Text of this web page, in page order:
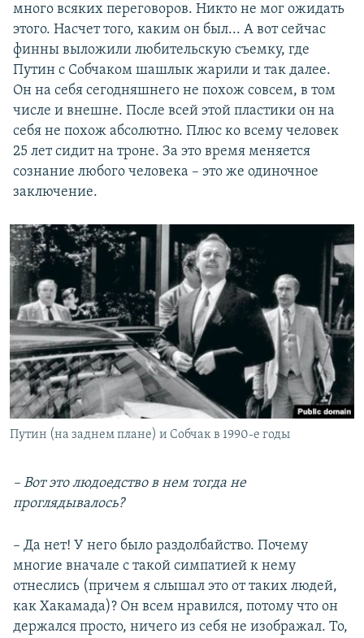
много всяких переговоров. Никто не мог ожидать
этого. Насчет того, каким он был... А вот сейчас
финны выложили любительскую съемку, где
Путин с Собчаком шашлык жарили и так далее.
Он на себя сегодняшнего не похож совсем, в том
числе и внешне. После всей этой пластики он на
себя не похож абсолютно. Плюс ко всему человек
25 лет сидит на троне. За это время меняется
сознание любого человека – это же одиночное
заключение.
Путин (на заднем плане) и Собчак в 1990-е годы
– Вот это людоедство в нем тогда не
проглядывалось?
– Да нет! У него было раздолбайство. Почему
многие вначале с такой симпатией к нему
отнеслись (причем я слышал это от таких людей,
как Хакамада)? Он всем нравился, потому что он
держался просто, ничего из себя не изображал. То,